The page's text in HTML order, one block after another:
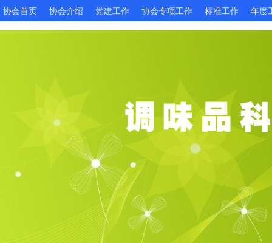
协会首页 协会介绍 党建工作 协会专项工作 标准工作 年度